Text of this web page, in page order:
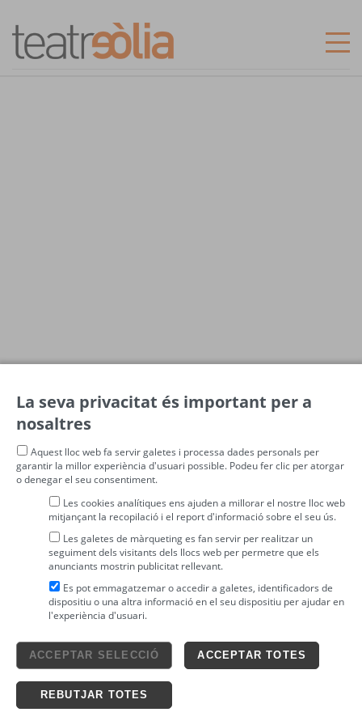
powered by4tickets S.L.
Ticketing solutions
Avís legal
Condicions generals
La seva privacitat és important per a
nosaltres
Aquest lloc web fa servir galetes i processa dades personals per
garantir la millor experiència d'usuari possible. Podeu fer clic per atorgar
o denegar el seu consentiment.
Les cookies analítiques ens ajuden a millorar el nostre lloc web
mitjançant la recopilació i el report d'informació sobre el seu ús.
Les galetes de màrqueting es fan servir per realitzar un
seguiment dels visitants dels llocs web per permetre que els
anunciants mostrin publicitat rellevant.
Es pot emmagatzemar o accedir a galetes, identificadors de
dispositiu o una altra informació en el seu dispositiu per ajudar en
l'experiència d'usuari.
ACCEPTAR TOTES
ACCEPTAR SELECCIÓ
REBUTJAR TOTES